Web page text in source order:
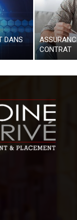
DANS
CONTRAT